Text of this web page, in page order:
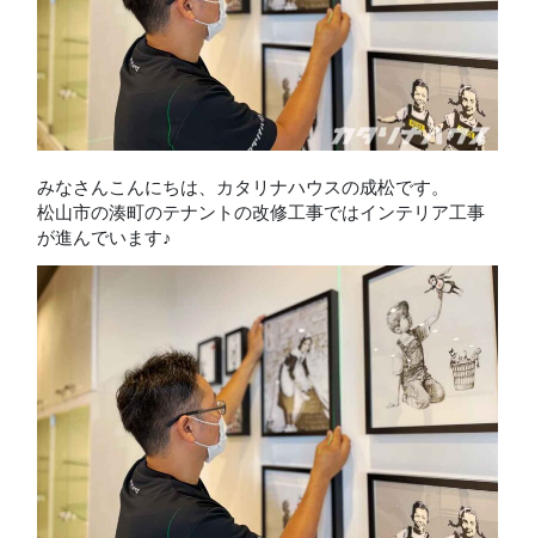
みなさんこんにちは、カタリナハウスの成松です。
松山市の湊町のテナントの改修工事ではインテリア工事
が進んでいます♪